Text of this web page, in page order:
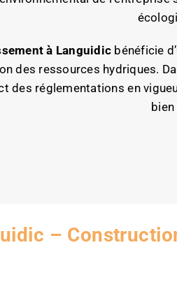
à Languidic bénéficie
des ressources hydriques.
des réglementations en
–